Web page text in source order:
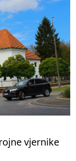
vjernike